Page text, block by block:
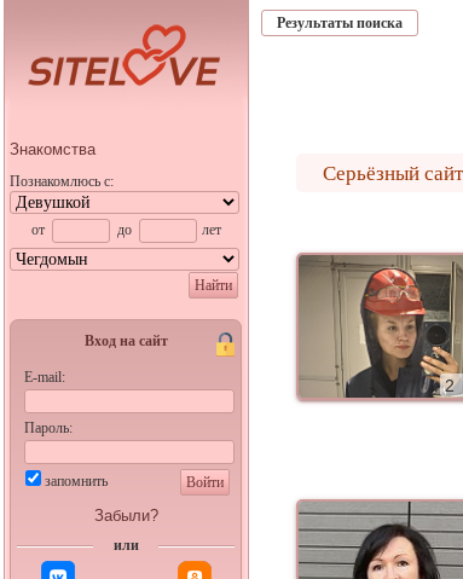
Знакомства
Познакомлюсь с:
от до лет
Найти
Вход на сайт
E-mail:
Пароль:
запомнить Войти
Забыли?
или
Результаты поиска
Серьёзный
2